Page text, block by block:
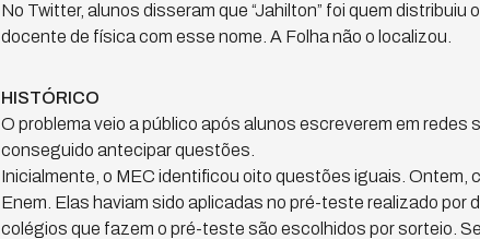
No Twitter, alunos disseram que “Jahilton” foi quem
docente de física com esse nome. A Folha não o localizou.
HISTÓRICO
O problema veio a público após alunos escreverem em redes
conseguido antecipar questões.
Inicialmente, o MEC identificou oito questões iguais. Ontem,
Enem. Elas haviam sido aplicadas no pré-teste realizado por
colégios que fazem o pré-teste são escolhidos por sorteio.